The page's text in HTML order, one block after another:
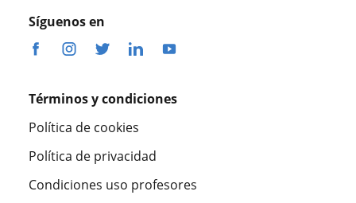
Síguenos en
Términos y condiciones
Política de cookies
Política de privacidad
Condiciones uso profesores